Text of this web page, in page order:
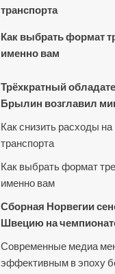
транспорта
Как выбрать формат
именно вам
Трёхкратный
Брылин возглавил
Как снизить расходы
транспорта
Как выбрать формат
именно вам
Сборная Норвегии
Швецию на
Современные медиа
эффективным в эпоху